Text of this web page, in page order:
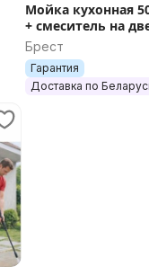
Мойка кухонная
+ смеситель на
воды + дозатор для
мыла + сифон +
корзина для
Брест
Гарантия
Доставка по